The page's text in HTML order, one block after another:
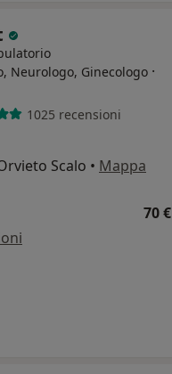
Neurologo, Ginecologo ·
1025 recensioni
Scalo • Mappa
70 €